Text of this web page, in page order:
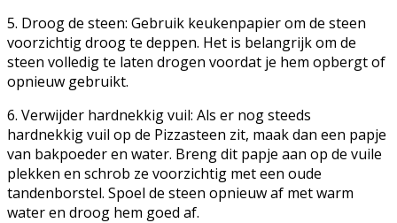
5. Droog de steen: Gebruik keukenpapier om de steen
voorzichtig droog te deppen. Het is belangrijk om de
steen volledig te laten drogen voordat je hem opbergt of
opnieuw gebruikt.
6. Verwijder hardnekkig vuil: Als er nog steeds
hardnekkig vuil op de Pizzasteen zit, maak dan een papje
van bakpoeder en water. Breng dit papje aan op de vuile
plekken en schrob ze voorzichtig met een oude
tandenborstel. Spoel de steen opnieuw af met warm
water en droog hem goed af.